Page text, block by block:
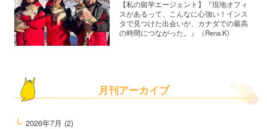
【私の留学エージェント】『現地オフィ
スがあるって、こんなに心強い！インス
タで見つけた出会いが、カナダでの最高
の時間につながった。』（Rena.K)
月刊アーカイブ
2026年7月 (2)